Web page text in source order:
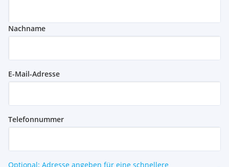
Nachname
E-Mail-Adresse
Telefonnummer
Optional: Adresse angeben für eine schnellere